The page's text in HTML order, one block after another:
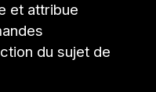
et attribue
du sujet de